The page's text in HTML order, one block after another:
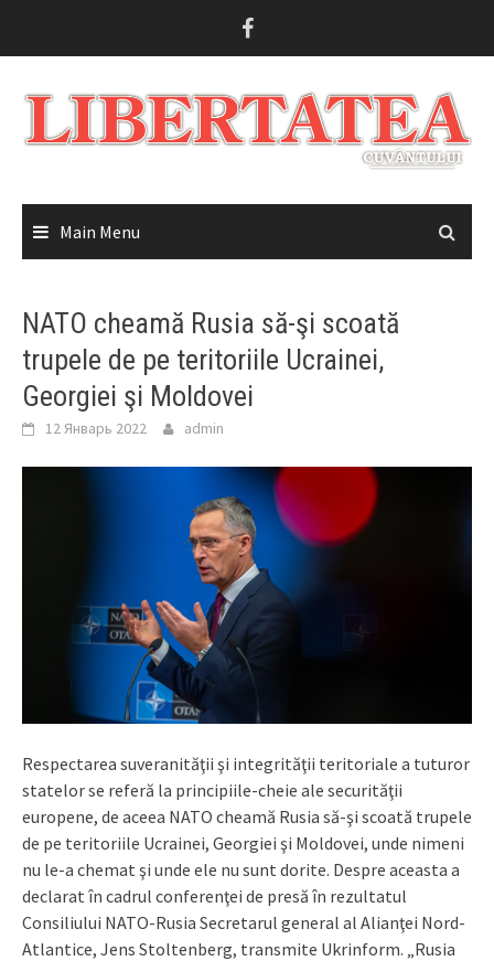
Main Menu
NATO cheamă Rusia să-şi scoată
trupele de pe teritoriile Ucrainei,
Georgiei şi Moldovei
12 Январь 2022 admin
Respectarea suveranităţii şi integrităţii teritoriale a tuturor
statelor se referă la principiile-cheie ale securităţii
europene, de aceea NATO cheamă Rusia să-şi scoată trupele
de pe teritoriile Ucrainei, Georgiei şi Moldovei, unde nimeni
nu le-a chemat şi unde ele nu sunt dorite. Despre aceasta a
declarat în cadrul conferenţei de presă în rezultatul
Consiliului NATO-Rusia Secretarul general al Alianţei Nord-
Atlantice, Jens Stoltenberg, transmite Ukrinform. „Rusia